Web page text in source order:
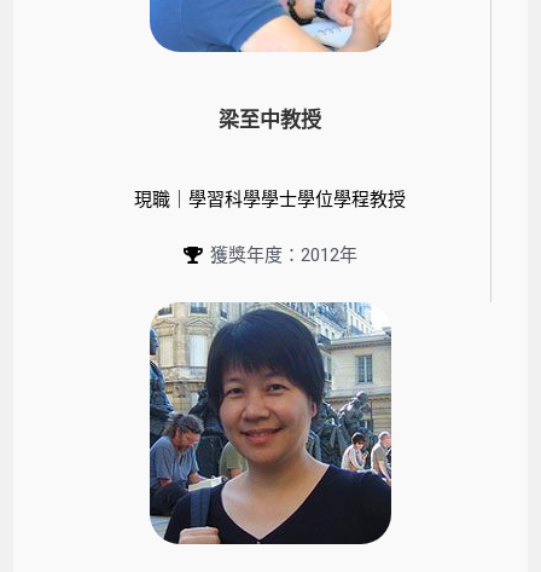
梁至中教授
現職｜學習科學學士學位學程教授
獲獎年度：2012年